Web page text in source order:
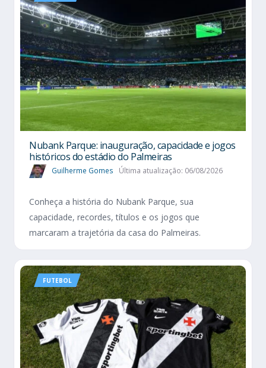
Nubank Parque: inauguração, capacidade e jogos
históricos do estádio do Palmeiras
Guilherme Gomes Última atualização: 06/08/2026
Conheça a história do Nubank Parque, sua
capacidade, recordes, títulos e os jogos que
marcaram a trajetória da casa do Palmeiras.
FUTEBOL